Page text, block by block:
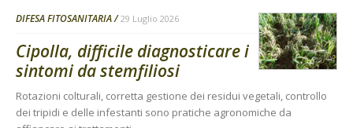
DIFESA FITOSANITARIA 29 Luglio 2026
Cipolla, difficile diagnosticare i
sintomi da stemfiliosi
Rotazioni colturali, corretta gestione dei residui vegetali, controllo
dei tripidi e delle infestanti sono pratiche agronomiche da